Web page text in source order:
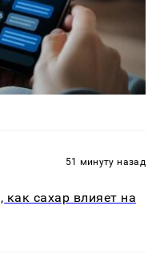
51 минуту назад
как сахар влияет на